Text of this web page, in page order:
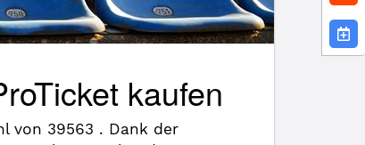
kaufen
von 39563 . Dank der